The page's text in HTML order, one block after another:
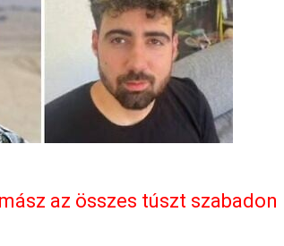
az összes túszt szabadon